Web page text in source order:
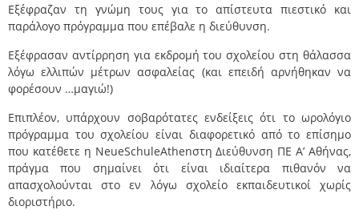
Εξέφραζαν τη γνώμη τους για το απίστευτα πιεστικό και
παράλογο πρόγραμμα που επέβαλε η διεύθυνση.
Εξέφρασαν αντίρρηση για εκδρομή του σχολείου στη θάλασσα
λόγω ελλιπών μέτρων ασφαλείας (και επειδή αρνήθηκαν να
φορέσουν …μαγιώ!)
Επιπλέον, υπάρχουν σοβαρότατες ενδείξεις ότι το ωρολόγιο
πρόγραμμα του σχολείου είναι διαφορετικό από το επίσημο
που κατέθετε η NeueSchuleAthenστη Διεύθυνση ΠΕ Α’ Αθήνας,
πράγμα που σημαίνει ότι είναι ιδιαίτερα πιθανόν να
απασχολούνται στο εν λόγω σχολείο εκπαιδευτικοί χωρίς
διοριστήριο.